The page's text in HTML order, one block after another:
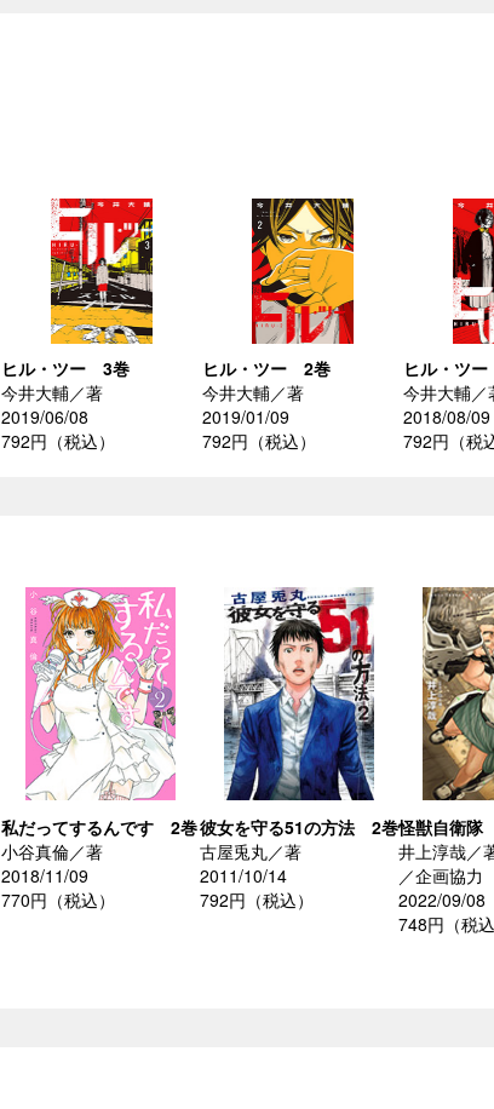
ヒル・ツー 3巻
今井大輔／著
2019/06/08
792円（税込）
ヒル・ツー 2巻
今井大輔／著
2019/01/09
792円（税込）
ヒル・ツ
今井大輔／
2018/08/09
792円（税
私だってするんです 2巻
小谷真倫／著
2018/11/09
770円（税込）
彼女を守る51の方法 2巻
古屋兎丸／著
2011/10/14
792円（税込）
怪獣自衛
井上淳哉／
／企画協力
2022/09/08
748円（税込